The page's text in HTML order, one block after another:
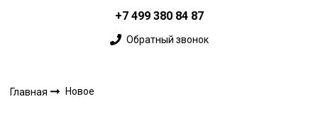
+7 499 380 84 87
Обратный звонок
Главная Новое